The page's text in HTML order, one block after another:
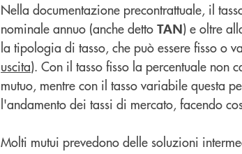
Nella documentazione precontrattuale, il
nominale annuo (anche detto TAN) e oltre
la tipologia di tasso, che può essere fisso o
uscita). Con il tasso fisso la percentuale non
mutuo, mentre con il tasso variabile questa
l'andamento dei tassi di mercato, facendo
Molti mutui prevedono delle soluzioni